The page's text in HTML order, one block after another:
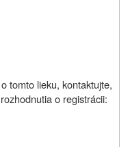
tomto lieku, kontaktujte,
o registrácii: